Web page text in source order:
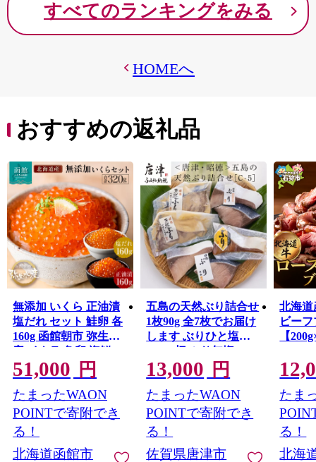
すべてのランキングをみる
HOMEへ
おすすめの返礼品
無添加 いくら 正油漬
塩だれ セット 鮭卵 各
160g 函館朝市 弥生水
産 イクラ 魚卵 海鮮 い
くら丼 パスタ 海の宝
石 食感 贅沢 使い切り
サイズ おにぎり 巻き
ずし カナッペ 北海道
函館 ふるさと 送料無
料 お取り寄せグルメ
お取り寄せ_HD032-
51,000 円
たまったWAON
POINTで寄附でき
る！
北海道函館市
五島の天然ぶり詰合せ
1枚90g 全7枚でお届け
します ぶりひと塩
90g×2切 ぶり無塩
90g×2切 ぶり吟醸味噌
粕漬90g×2切 ぶりみり
ん醤油漬×1切 おかず
ギフト 唐津市
13,000 円
たまったWAON
POINTで寄附でき
る！
佐賀県唐津市
北海道
ビー
【
たま
る！
北海